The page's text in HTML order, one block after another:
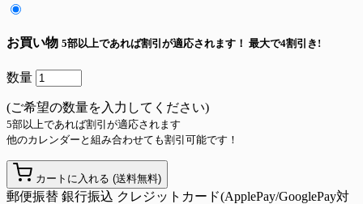
お買い物 5部以上であれば割引が適応されます！ 最大で4割引き!
数量
(ご希望の数量を入力してください)
5部以上であれば割引が適応されます
他のカレンダーと組み合わせても割引可能です！
カートに入れる (送料無料)
郵便振替 銀行振込 クレジットカード(ApplePay/GooglePay対